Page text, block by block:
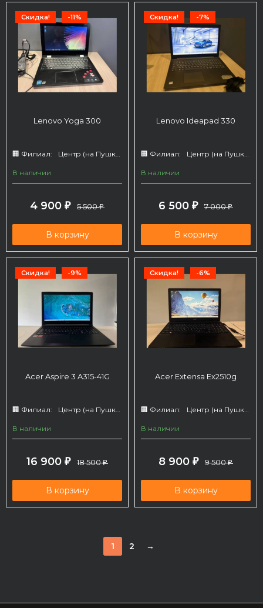
Скидка! -11%
Lenovo Yoga 300
🏢 Филиал: Центр (на Пушкина 66)
В наличии
4 900 ₽ 5 500₽
В корзину
Скидка! -7%
Lenovo Ideapad 330
🏢 Филиал: Центр (на Пушкина 66)
В наличии
6 500 ₽ 7 000₽
В корзину
Скидка! -9%
Acer Aspire 3 A315-41G
🏢 Филиал: Центр (на Пушкина 66)
В наличии
16 900 ₽ 18 500₽
В корзину
Скидка! -6%
Acer Extensa Ex2510g
🏢 Филиал: Центр (на Пушкина 66)
В наличии
8 900 ₽ 9 500₽
В корзину
1 2 →